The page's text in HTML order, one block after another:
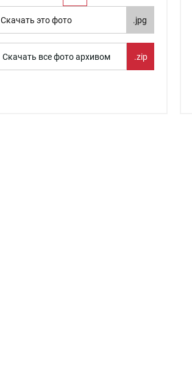
Скачать это фото .jpg
Скачать все фото архивом .zip